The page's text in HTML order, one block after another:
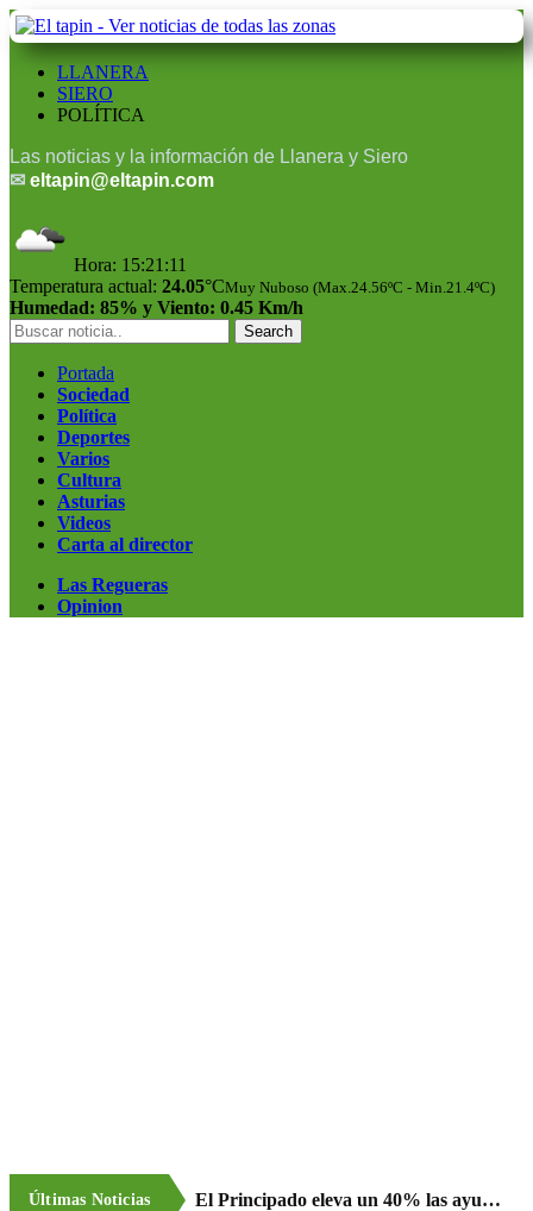
LLANERA
SIERO
POLÍTICA
Las noticias y la información de Llanera y Siero
✉ eltapin@eltapin.com
Hora: 15:21:11
Temperatura actual: 24.05°CMuy Nuboso (Max.24.56ºC - Min.21.4ºC)
Humedad: 85% y Viento: 0.45 Km/h
Portada
Sociedad
Política
Deportes
Varios
Cultura
Asturias
Videos
Carta al director
Las Regueras
Opinion
Últimas Noticias El Principado eleva un 40% las ayudas a la producción ecológica, que superan los cuatro millones de euros